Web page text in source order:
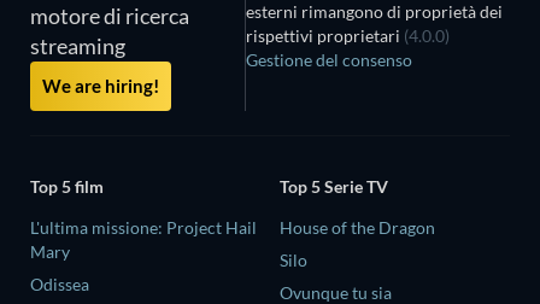
motore di ricerca
streaming
We are hiring!
esterni rimangono di proprietà dei
rispettivi proprietari (4.0.0)
Gestione del consenso
Top 5 film
L'ultima missione: Project Hail
Mary
Odissea
Top 5 Serie TV
House of the Dragon
Silo
Ovunque tu sia